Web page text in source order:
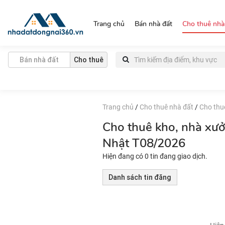
Trang chủ Bán nhà đất Cho thuê
Bán nhà đất Cho thuê
Trang chủ / Cho thuê nhà đất / Cho
Cho thuê kho, nhà
Nhật T08/2026
Hiện đang có 0 tin đang giao dịch.
Danh sách tin đăng